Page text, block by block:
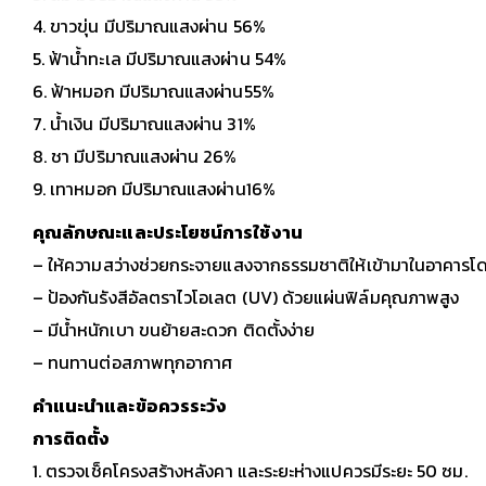
4. ขาวขุ่น มีปริมาณแสงผ่าน 56%
5. ฟ้าน้ำทะเล มีปริมาณแสงผ่าน 54%
6. ฟ้าหมอก มีปริมาณแสงผ่าน55%
7. น้ำเงิน มีปริมาณแสงผ่าน 31%
8. ชา มีปริมาณแสงผ่าน 26%
9. เทาหมอก มีปริมาณแสงผ่าน16%
คุณลักษณะและประโยชน์การใช้งาน
– ให้ความสว่างช่วยกระจายแสงจากธรรมชาติให้เข้ามาในอาคาร
– ป้องกันรังสีอัลตราไวโอเลต (UV) ด้วยแผ่นฟิล์มคุณภาพสูง
– มีน้ำหนักเบา ขนย้ายสะดวก ติดตั้งง่าย
– ทนทานต่อสภาพทุกอากาศ
คำแนะนำและข้อควรระวัง
การติดตั้ง
1. ตรวจเช็คโครงสร้างหลังคา และระยะห่างแปควรมีระยะ 50 ซม.